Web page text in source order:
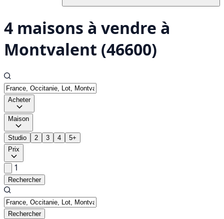
4 maisons à vendre à
Montvalent (46600)
Acheter
Maison
Studio 2 3 4
5+
Prix
1
Rechercher
Rechercher